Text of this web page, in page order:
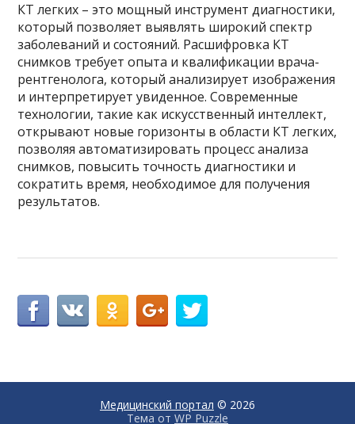
КТ легких – это мощный инструмент диагностики,
который позволяет выявлять широкий спектр
заболеваний и состояний. Расшифровка КТ
снимков требует опыта и квалификации врача-
рентгенолога, который анализирует изображения
и интерпретирует увиденное. Современные
технологии, такие как искусственный интеллект,
открывают новые горизонты в области КТ легких,
позволяя автоматизировать процесс анализа
снимков, повысить точность диагностики и
сократить время, необходимое для получения
результатов.
Медицинский портал © 2026
Тема от WP Puzzle